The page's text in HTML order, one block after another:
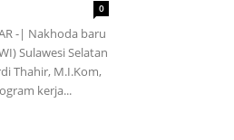
0
-| Nakhoda baru
Sulawesi Selatan
Thahir, M.I.Kom,
kerja...